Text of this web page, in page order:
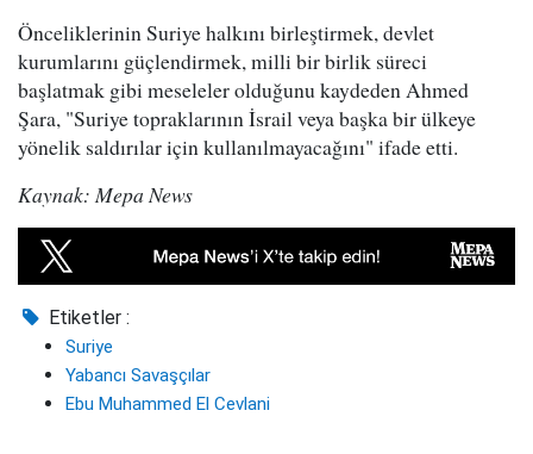
Önceliklerinin Suriye halkını birleştirmek, devlet
kurumlarını güçlendirmek, milli bir birlik süreci
başlatmak gibi meseleler olduğunu kaydeden Ahmed
Şara, "Suriye topraklarının İsrail veya başka bir ülkeye
yönelik saldırılar için kullanılmayacağını" ifade etti.
Kaynak: Mepa News
Etiketler :
Suriye
Yabancı Savaşçılar
Ebu Muhammed El Cevlani